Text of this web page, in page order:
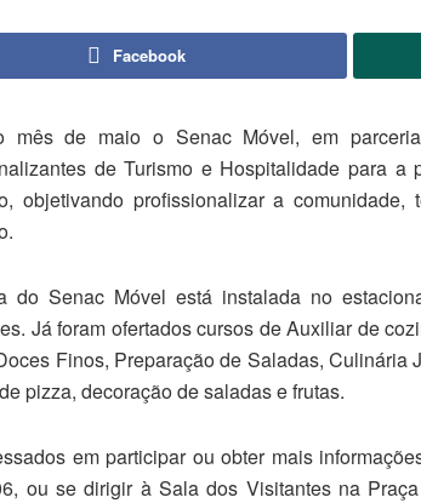
Facebook
mês de maio o Senac Móvel, em
de Turismo e Hospitalidade para
objetivando profissionalizar a
do Senac Móvel está instalada no
Já foram ofertados cursos de Auxiliar de
Finos, Preparação de Saladas,
pizza, decoração de saladas e frutas.
em participar ou obter mais
ou se dirigir à Sala dos Visitantes na